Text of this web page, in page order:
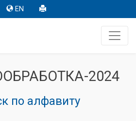
EN
2024
по алфавиту